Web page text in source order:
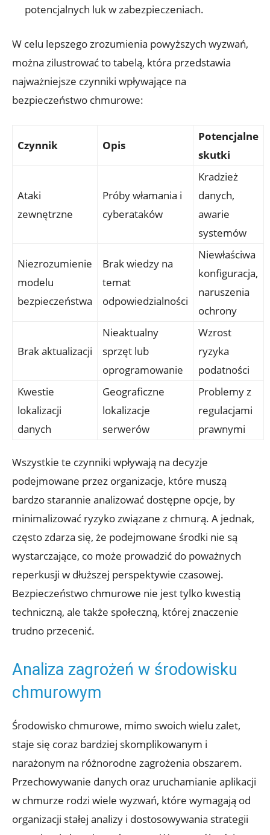
potencjalnych luk w zabezpieczeniach.
W celu lepszego zrozumienia ‌powyższych wyzwań,
można zilustrować to tabelą, która przedstawia
najważniejsze czynniki ⁣wpływające na‌
bezpieczeństwo ⁢chmurowe:
Czynnik Opis
Potencjalne
skutki
Ataki
⁤zewnętrzne
Próby ​włamania i
cyberataków
Kradzież
danych,
awarie
systemów
Niezrozumienie
modelu
bezpieczeństwa
Brak wiedzy na
temat
odpowiedzialności
Niewłaściwa
konfiguracja,
naruszenia
ochrony
Brak aktualizacji
Nieaktualny
sprzęt lub
oprogramowanie
Wzrost
⁤ryzyka
podatności
Kwestie
lokalizacji
danych
Geograficzne
lokalizacje
serwerów
Problemy z
regulacjami⁤
prawnymi
Wszystkie te czynniki wpływają na decyzje‌
podejmowane przez organizacje, które muszą
bardzo starannie analizować dostępne opcje, by
minimalizować ryzyko⁣ związane z chmurą. A jednak,
często zdarza się, że podejmowane środki nie ​są
wystarczające, co może prowadzić do poważnych
reperkusji w dłuższej perspektywie czasowej.
Bezpieczeństwo chmurowe nie jest tylko kwestią
techniczną, ale także społeczną, której znaczenie
trudno ⁣przecenić.
Analiza zagrożeń w środowisku
chmurowym
Środowisko⁣ chmurowe, mimo⁤ swoich wielu ‍zalet,
staje się coraz bardziej skomplikowanym i
narażonym na różnorodne ‌zagrożenia⁣ obszarem.
Przechowywanie danych oraz uruchamianie aplikacji
w chmurze rodzi wiele wyzwań, które⁢ wymagają od
organizacji stałej analizy i dostosowywania strategii